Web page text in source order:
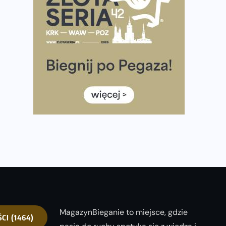
Tętno vs tempo – czym kierować się w bieganiu?
Co ma dużo białka? Produkty, które warto włączyć do
Rozbiegany Olsztyn szykuje się na weekend z
Już w tę sobotę 35. Bieg Powstania Warszawskiego.
(1464)
MagazynBieganie to miejsce, gdzie